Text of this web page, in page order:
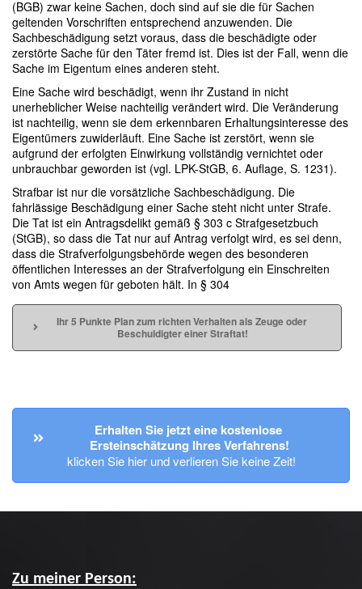
(BGB) zwar keine Sachen, doch sind auf sie die für Sachen
geltenden Vorschriften entsprechend anzuwenden. Die
Sachbeschädigung setzt voraus, dass die beschädigte oder
zerstörte Sache für den Täter fremd ist. Dies ist der Fall, wenn die
Sache im Eigentum eines anderen steht.
Eine Sache wird beschädigt, wenn ihr Zustand in nicht
unerheblicher Weise nachteilig verändert wird. Die Veränderung
ist nachteilig, wenn sie dem erkennbaren Erhaltungsinteresse des
Eigentümers zuwiderläuft. Eine Sache ist zerstört, wenn sie
aufgrund der erfolgten Einwirkung vollständig vernichtet oder
unbrauchbar geworden ist (vgl. LPK-StGB, 6. Auflage, S. 1231).
Strafbar ist nur die vorsätzliche Sachbeschädigung. Die
fahrlässige Beschädigung einer Sache steht nicht unter Strafe.
Die Tat ist ein Antragsdelikt gemäß § 303 c Strafgesetzbuch
(StGB), so dass die Tat nur auf Antrag verfolgt wird, es sei denn,
dass die Strafverfolgungsbehörde wegen des besonderen
öffentlichen Interesses an der Strafverfolgung ein Einschreiten
von Amts wegen für geboten hält. In § 304
Ihr 5 Punkte Plan zum richten Verhalten als Zeuge oder
Beschuldigter einer Straftat!
Erhalten Sie jetzt eine kostenlose
Ersteinschätzung Ihres Verfahrens!
klicken Sie hier und verlieren Sie keine Zeit!
Zu meiner Person: